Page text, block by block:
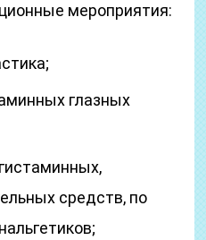
мероприятия:
глазных
средств, по